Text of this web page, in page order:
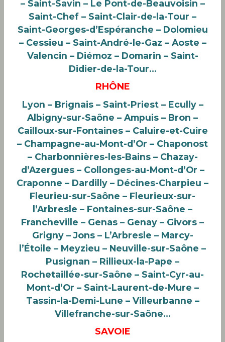
– Saint-Savin – Le Pont-de-Beauvoisin –
Saint-Chef – Saint-Clair-de-la-Tour –
Saint-Georges-d’Espéranche – Dolomieu
– Cessieu – Saint-André-le-Gaz – Aoste –
Valencin – Diémoz – Domarin – Saint-
Didier-de-la-Tour…
RHÔNE
Lyon – Brignais – Saint-Priest – Ecully –
Albigny-sur-Saône – Ampuis – Bron –
Cailloux-sur-Fontaines – Caluire-et-Cuire
– Champagne-au-Mont-d’Or – Chaponost
– Charbonnières-les-Bains – Chazay-
d’Azergues – Collonges-au-Mont-d’Or –
Craponne – Dardilly – Décines-Charpieu –
Fleurieu-sur-Saône – Fleurieux-sur-
l’Arbresle – Fontaines-sur-Saône –
Francheville – Genas – Genay – Givors –
Grigny – Jons – L’Arbresle – Marcy-
l’Étoile – Meyzieu – Neuville-sur-Saône –
Pusignan – Rillieux-la-Pape –
Rochetaillée-sur-Saône – Saint-Cyr-au-
Mont-d’Or – Saint-Laurent-de-Mure –
Tassin-la-Demi-Lune – Villeurbanne –
Villefranche-sur-Saône…
SAVOIE